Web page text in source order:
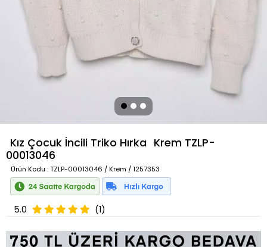
Kız Çocuk İncili Triko Hırka Krem TZLP-
00013046
Ürün Kodu : TZLP-00013046 / Krem / 1257353
5.0 (1)